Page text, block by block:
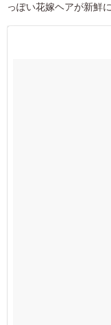
っぽい花嫁ヘアが新鮮